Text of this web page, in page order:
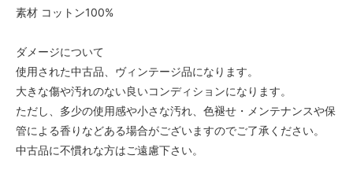
素材 コットン100%
ダメージについて
使用された中古品、ヴィンテージ品になります。
大きな傷や汚れのない良いコンディションになります。
ただし、多少の使用感や小さな汚れ、色褪せ・メンテナンスや保
管による香りなどある場合がございますのでご了承ください。
中古品に不慣れな方はご遠慮下さい。